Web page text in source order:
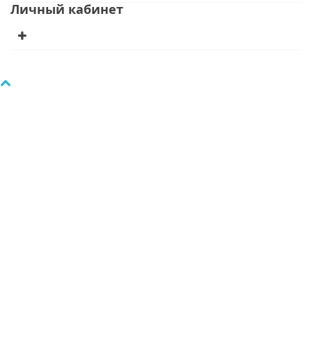
Личный кабинет